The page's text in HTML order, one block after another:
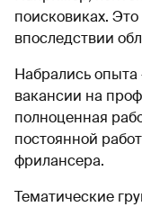
поисковиках.
впоследствии
Набрались опыта
вакансии на
полноценная
постоянной
фрилансера.
Тематические